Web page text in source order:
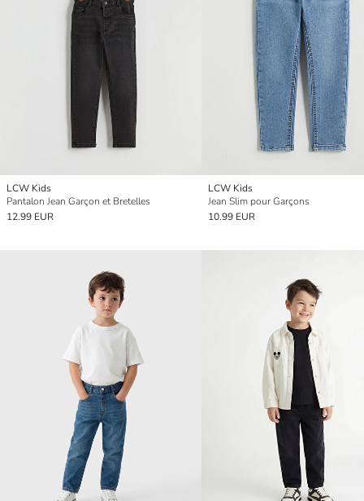
LCW Kids
Pantalon Jean Garçon et Bretelles
12.99 EUR
LCW Kids
Jean Slim pour Garçons
10.99 EUR